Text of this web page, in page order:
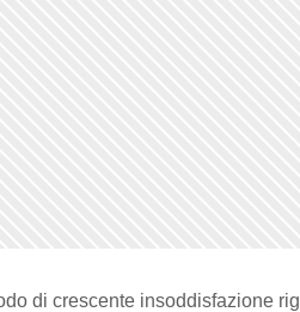
di crescente insoddisfazione